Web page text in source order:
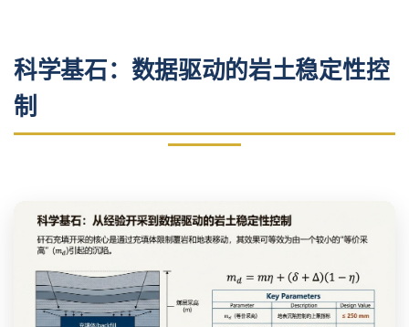
科学基石：数据驱动的岩土稳定性控
制